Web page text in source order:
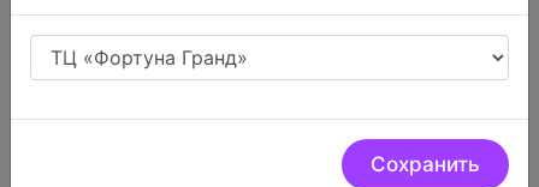
Сохранить
Низкие цены.